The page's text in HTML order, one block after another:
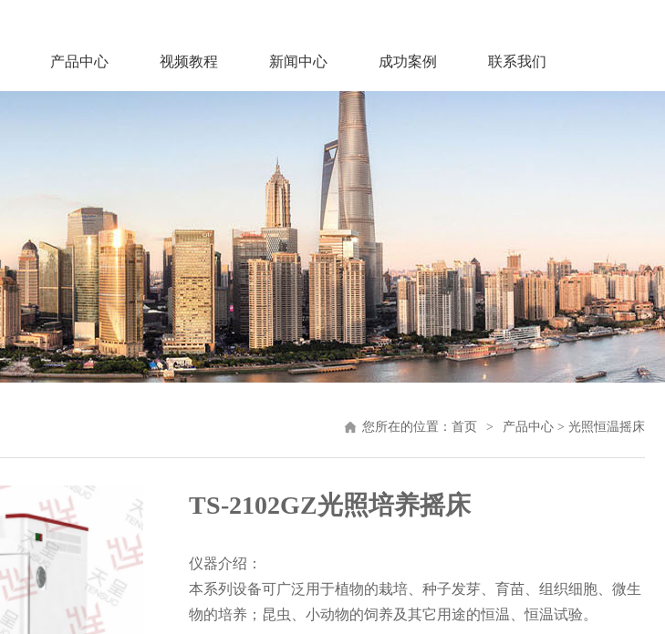
产品中心 视频教程 新闻中心 成功案例 联系我们
您所在的位置： 首页 > 产品中心 > 光照恒温摇床
TS-2102GZ光照培养摇床
仪器介绍：
本系列设备可广泛用于植物的栽培、种子发芽、育苗、组织细胞、微生
物的培养；昆虫、小动物的饲养及其它用途的恒温、恒温试验。